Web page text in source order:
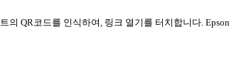
의 QR코드를 인식하여, 링크 열기를 터치합니다. Epson